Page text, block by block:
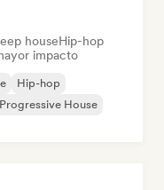
houseHip-hop
impacto
Hip-hop
House